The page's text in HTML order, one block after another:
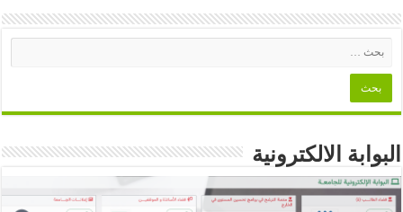
البوابة الالكترونية